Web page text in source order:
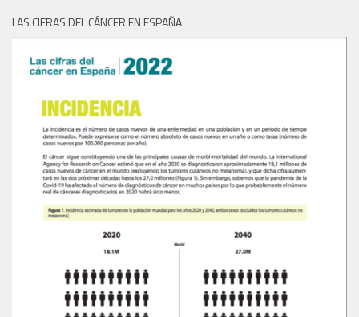
LAS CIFRAS DEL CÁNCER EN ESPAÑA